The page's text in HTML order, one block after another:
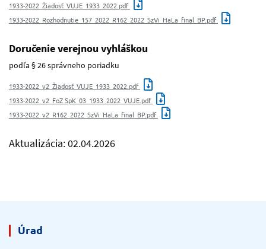
1933-2022_Žiadosť_VUJE_1933_2022.pdf
1933-2022_Rozhodnutie_157_2022_R162_2022_SzVi_HaLa_final_BP.pdf
Doručenie verejnou vyhláškou
podľa § 26 správneho poriadku
1933-2022_v2_Žiadosť_VUJE_1933_2022.pdf
1933-2022_v2_FoZ SpK_03_1933_2022_VUJE.pdf
1933-2022_v2_R162_2022_SzVi_HaLa_final_BP.pdf
Aktualizácia: 02.04.2026
Úrad